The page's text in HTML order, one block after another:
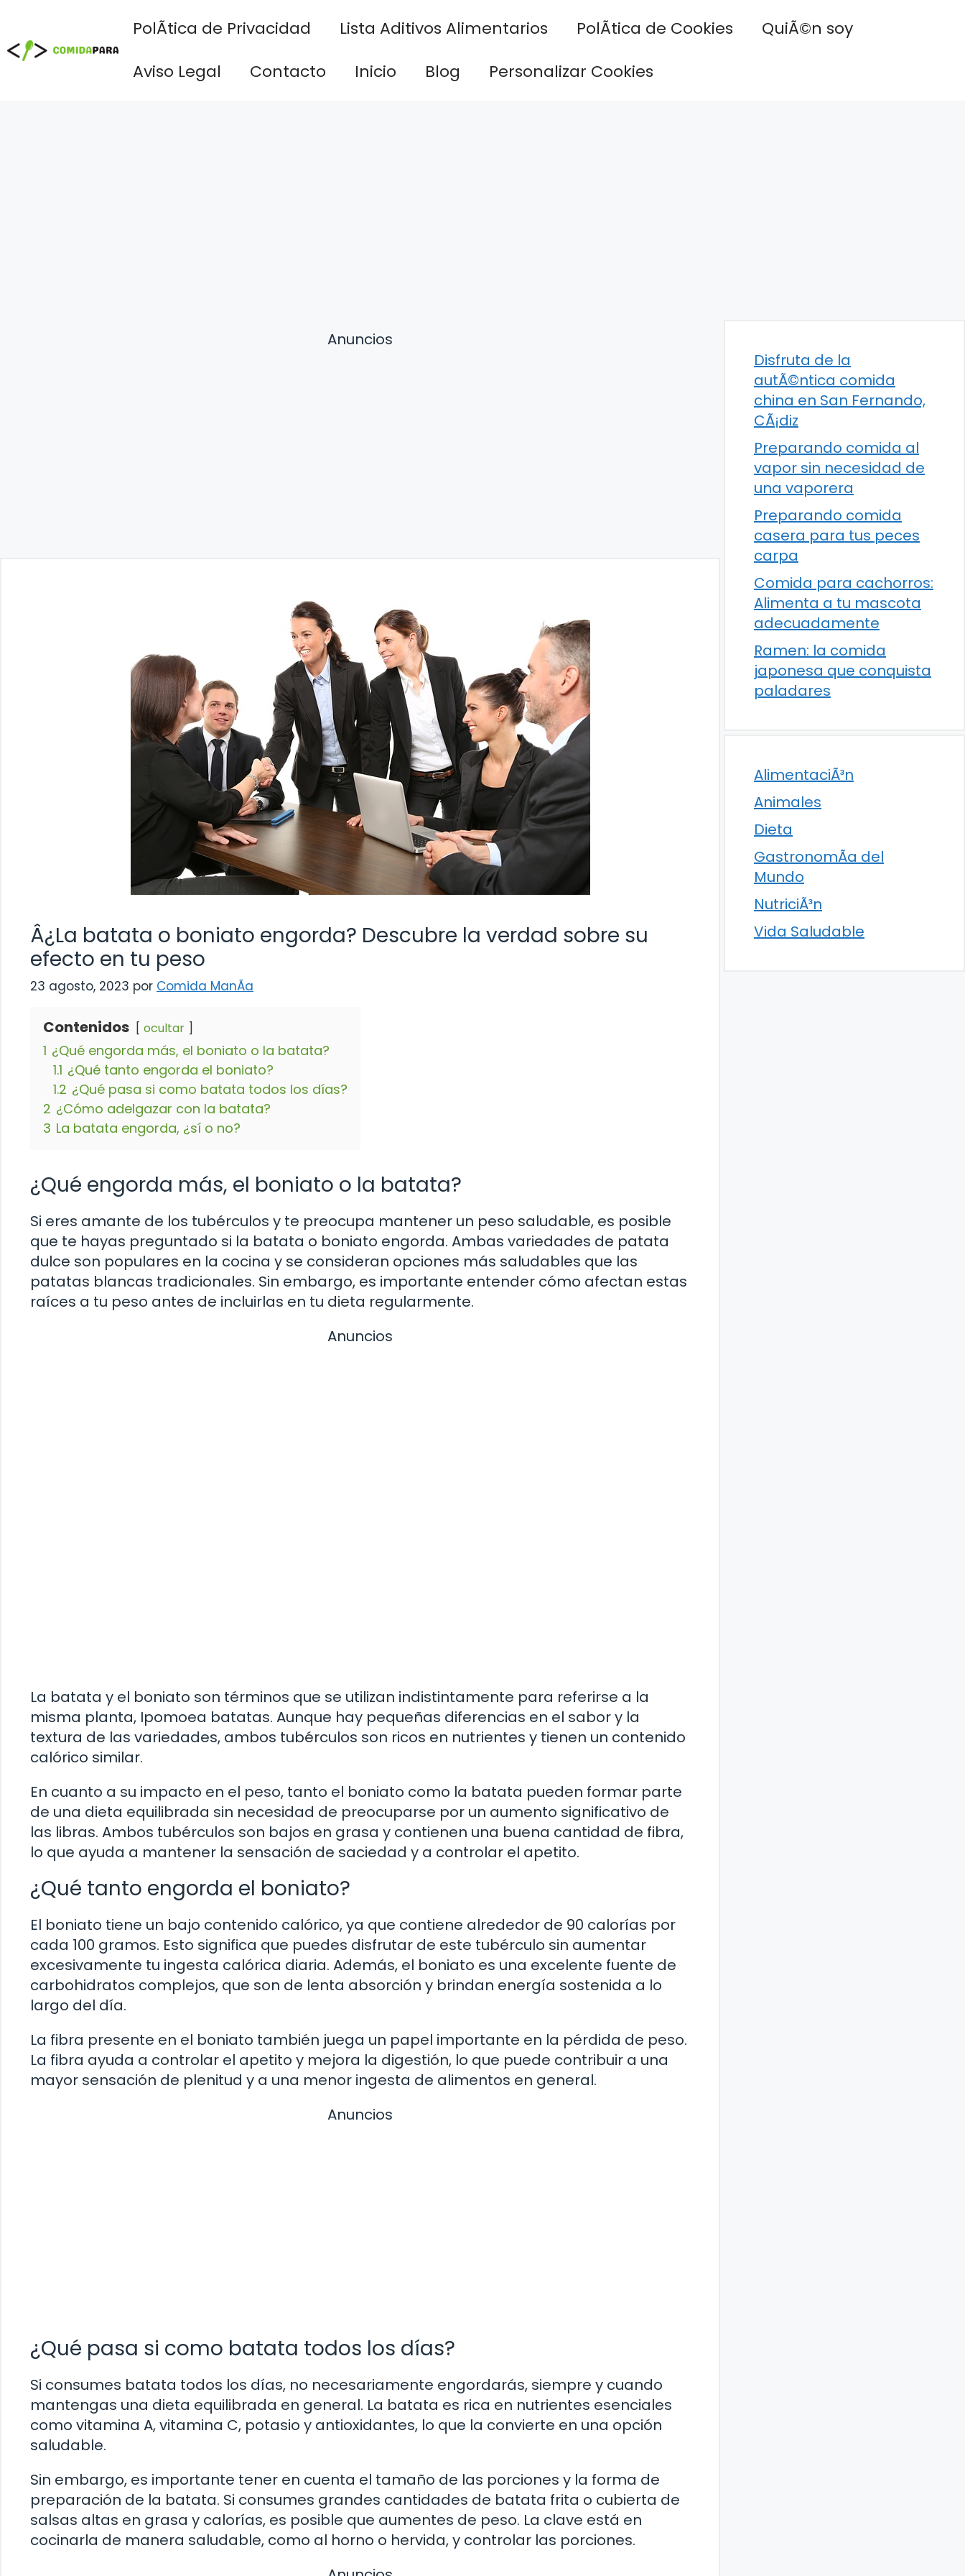
contenido
PolÃ­tica de Privacidad Lista Aditivos Alimentarios PolÃ­tica de Cookies
QuiÃ©n soy
Aviso Legal
Contacto Inicio Blog Personalizar Cookies
Anuncios
Â¿La batata o boniato engorda? Descubre la verdad sobre su
efecto en tu peso
23 agosto, 2023 por Comida ManÃ­a
Contenidos ocultar
1 ¿Qué engorda más, el boniato o la batata?
1.1 ¿Qué tanto engorda el boniato?
1.2 ¿Qué pasa si como batata todos los días?
2 ¿Cómo adelgazar con la batata?
3 La batata engorda, ¿sí o no?
¿Qué engorda más, el boniato o la batata?
Si eres amante de los tubérculos y te preocupa mantener un peso saludable, es posible
que te hayas preguntado si la batata o boniato engorda. Ambas variedades de patata
dulce son populares en la cocina y se consideran opciones más saludables que las
patatas blancas tradicionales. Sin embargo, es importante entender cómo afectan estas
raíces a tu peso antes de incluirlas en tu dieta regularmente.
Anuncios
La batata y el boniato son términos que se utilizan indistintamente para referirse a la
misma planta, Ipomoea batatas. Aunque hay pequeñas diferencias en el sabor y la
textura de las variedades, ambos tubérculos son ricos en nutrientes y tienen un contenido
calórico similar.
En cuanto a su impacto en el peso, tanto el boniato como la batata pueden formar parte
de una dieta equilibrada sin necesidad de preocuparse por un aumento significativo de
las libras. Ambos tubérculos son bajos en grasa y contienen una buena cantidad de fibra,
lo que ayuda a mantener la sensación de saciedad y a controlar el apetito.
¿Qué tanto engorda el boniato?
El boniato tiene un bajo contenido calórico, ya que contiene alrededor de 90 calorías por
cada 100 gramos. Esto significa que puedes disfrutar de este tubérculo sin aumentar
excesivamente tu ingesta calórica diaria. Además, el boniato es una excelente fuente de
carbohidratos complejos, que son de lenta absorción y brindan energía sostenida a lo
largo del día.
La fibra presente en el boniato también juega un papel importante en la pérdida de peso.
La fibra ayuda a controlar el apetito y mejora la digestión, lo que puede contribuir a una
mayor sensación de plenitud y a una menor ingesta de alimentos en general.
Anuncios
¿Qué pasa si como batata todos los días?
Si consumes batata todos los días, no necesariamente engordarás, siempre y cuando
mantengas una dieta equilibrada en general. La batata es rica en nutrientes esenciales
como vitamina A, vitamina C, potasio y antioxidantes, lo que la convierte en una opción
saludable.
Sin embargo, es importante tener en cuenta el tamaño de las porciones y la forma de
preparación de la batata. Si consumes grandes cantidades de batata frita o cubierta de
salsas altas en grasa y calorías, es posible que aumentes de peso. La clave está en
cocinarla de manera saludable, como al horno o hervida, y controlar las porciones.
Disfruta de la
autÃ©ntica comida
china en San Fernando,
CÃ¡diz
Preparando comida al
vapor sin necesidad de
una vaporera
Preparando comida
casera para tus peces
carpa
Comida para cachorros:
Alimenta a tu mascota
adecuadamente
Ramen: la comida
japonesa que conquista
paladares
AlimentaciÃ³n
Animales
Dieta
GastronomÃ­a del
Mundo
NutriciÃ³n
Vida Saludable